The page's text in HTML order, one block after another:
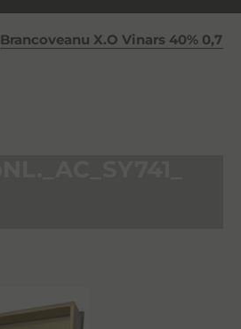
Brancoveanu X.O Vinars 40% 0,7l